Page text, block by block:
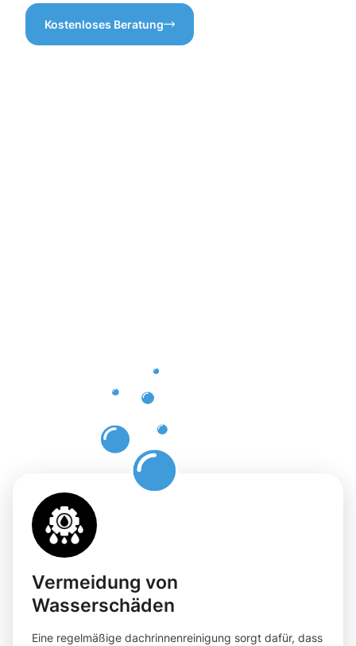
Kostenloses Beratung
Vermeidung von
Wasserschäden
Eine regelmäßige dachrinnenreinigung sorgt dafür, dass